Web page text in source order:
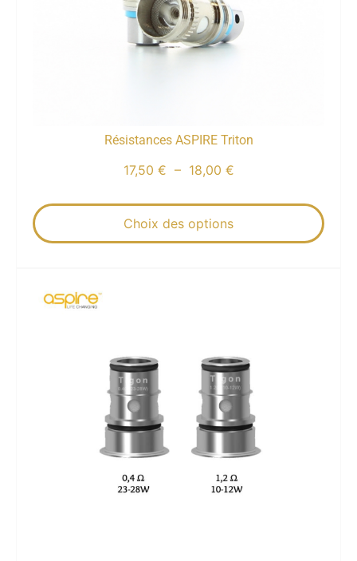
Résistances ASPIRE Triton
17,50 € – 18,00 €
Choix des options